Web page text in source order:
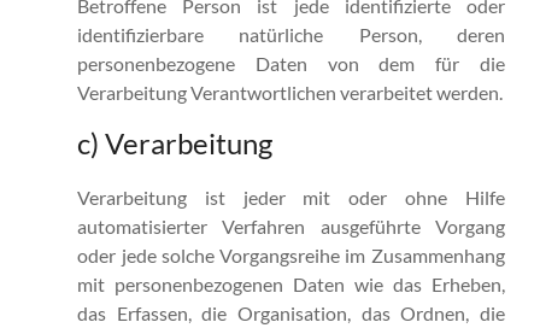
Betroffene Person ist jede identifizierte oder
identifizierbare natürliche Person, deren
personenbezogene Daten von dem für die
Verarbeitung Verantwortlichen verarbeitet werden.
c) Verarbeitung
Verarbeitung ist jeder mit oder ohne Hilfe
automatisierter Verfahren ausgeführte Vorgang
oder jede solche Vorgangsreihe im Zusammenhang
mit personenbezogenen Daten wie das Erheben,
das Erfassen, die Organisation, das Ordnen, die